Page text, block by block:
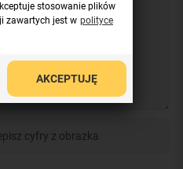
stosowanie plików
zawartych jest w polityce
AKCEPTUJĘ